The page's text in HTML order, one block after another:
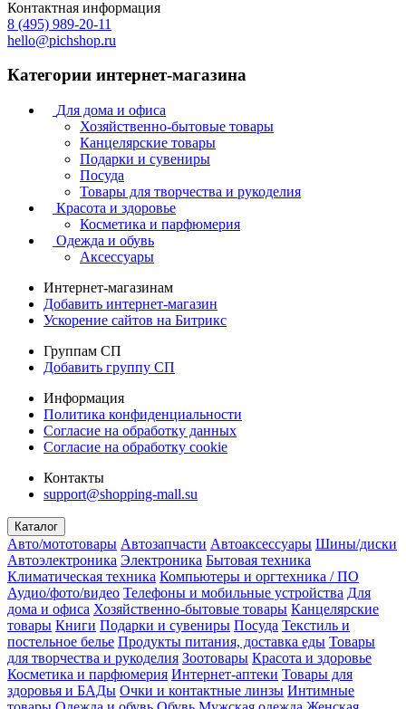
Контактная информация
8 (495) 989-20-11
hello@pichshop.ru
Категории интернет-магазина
Для дома и офиса
Хозяйственно-бытовые товары
Канцелярские товары
Подарки и сувениры
Посуда
Товары для творчества и рукоделия
Красота и здоровье
Косметика и парфюмерия
Одежда и обувь
Аксессуары
Интернет-магазинам
Добавить интернет-магазин
Ускорение сайтов на Битрикс
Группам СП
Добавить группу СП
Информация
Политика конфиденциальности
Согласие на обработку данных
Согласие на обработку cookie
Контакты
support@shopping-mall.su
Каталог
Авто/мототовары Автозапчасти Автоаксессуары Шины/диски
Автоэлектроника Электроника Бытовая техника
Климатическая техника Компьютеры и оргтехника / ПО
Аудио/фото/видео Телефоны и мобильные устройства Для
дома и офиса Хозяйственно-бытовые товары Канцелярские
товары Книги Подарки и сувениры Посуда Текстиль и
постельное белье Продукты питания, доставка еды Товары
для творчества и рукоделия Зоотовары Красота и здоровье
Косметика и парфюмерия Интернет-аптеки Товары для
здоровья и БАДы Очки и контактные линзы Интимные